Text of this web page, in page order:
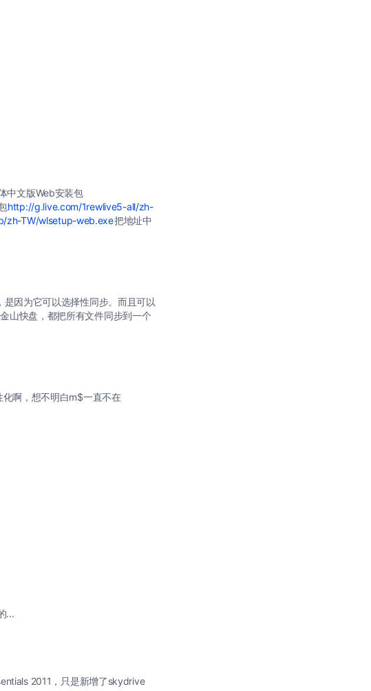
中文版Web安装包
http://g.live.com/1rewlive5-all/zh-
zh-TW/wlsetup-web.exe把地址中
因为它可以选择性同步。而且可以
山快盘，都把所有文件同步到一个
啊，想不明白m$一直不在
...
2011，只是新增了skydrive